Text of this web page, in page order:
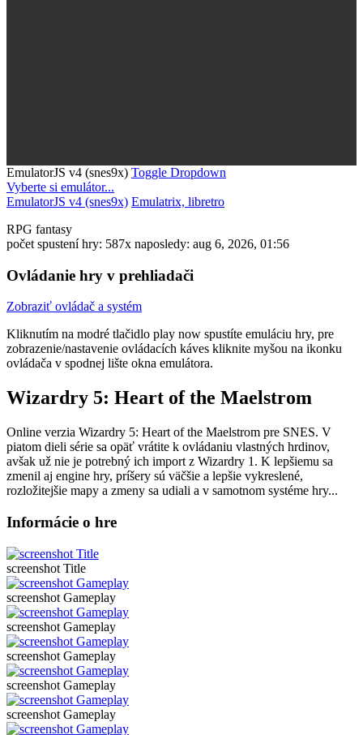
EmulatorJS v4 (snes9x) Toggle Dropdown
Vyberte si emulátor...
EmulatorJS v4 (snes9x) Emulatrix, libretro
RPG fantasy
počet spustení hry: 587x naposledy: aug 6, 2026, 01:56
Ovládanie hry v prehliadači
Zobraziť ovládač a systém
Kliknutím na modré tlačidlo play now spustíte emuláciu hry, pre
zobrazenie/nastavenie ovládacích káves kliknite myšou na ikonku
ovládača v spodnej lište okna emulátora.
Wizardry 5: Heart of the Maelstrom
Online verzia Wizardry 5: Heart of the Maelstrom pre SNES. V
piatom dieli série sa opäť vrátite k ovládaniu vlastných hrdinov,
avšak už nie je potrebný ich import z Wizardry 1. K lepšiemu sa
zmenil aj engine hry, príšery sú väčšie a lepšie vykreslené,
rozložitejšie mapy a zmeny sa udiali a v samotnom systéme hry...
Informácie o hre
screenshot Title
screenshot Gameplay
screenshot Gameplay
screenshot Gameplay
screenshot Gameplay
screenshot Gameplay